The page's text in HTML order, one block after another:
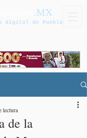
.MX
digital de Puebla
de la
lectura